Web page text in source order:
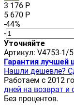
3 176 Р
5 670 Р
-44%
-
Уточняйте
Артикул: V4753-1/
Гарантия лучшей
Нашли дешевле?
Работаем с 2012
дней на возврат и
Без процентов.